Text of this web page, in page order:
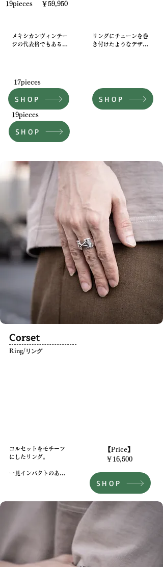
19pieces ￥59,950
メキシカンヴィンテー
ジの代表格でもあるロ
​異なる２つのパーツを
繋げていくことによ
り、デザイン性の高い
仕上がりとなってい
る。
【Material】
シルバー925
リングにチェーンを巻
き付けたようなデザイ
と回る仕様であった
が、チェーン部分を固
定することで現代的に
【Material】
シルバー925
SHOP
SHOP
17pieces
19pieces
SHOP
​Corset
Ring/リング
コルセットをモチーフ
にしたリング。
一見インパクトのある
#11～#23​
【Price】
￥16,500
SHOP